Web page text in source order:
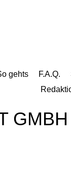
gehts F.A.Q.
GMBH